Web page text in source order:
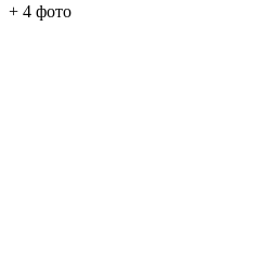
+ 4 фото